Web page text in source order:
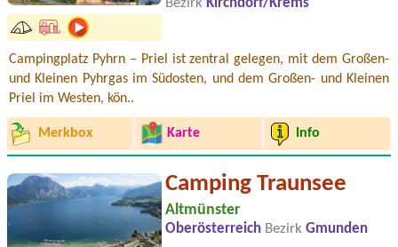
Bezirk Kirchdorf/Krems
Campingplatz Pyhrn – Priel ist zentral gelegen, mit dem Großen-
und Kleinen Pyhrgas im Südosten, und dem Großen- und Kleinen
Priel im Westen, kön..
Merkbox Karte Info
Camping Traunsee
Altmünster
Oberösterreich Bezirk Gmunden